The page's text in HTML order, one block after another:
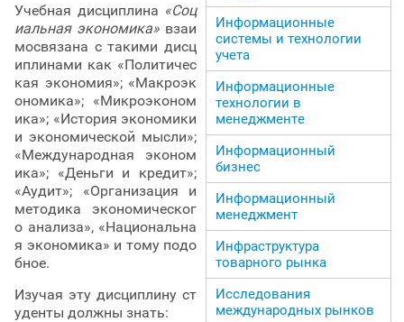
Учебная дисциплина «Соц
иальная экономика» взаи
мосвязана с такими дисц
иплинами как «Политичес
кая экономия»; «Макроэк
ономика»; «Микроэконом
ика»; «История экономики
и экономической мысли»;
«Международная эконом
ика»; «Деньги и кредит»;
«Аудит»; «Организация и
методика экономическог
о анализа», «Национальна
я экономика» и тому подо
бное.
Изучая эту дисциплину ст
уденты должны знать:
Информационные
системы и технологии
учета
Информационные
технологии в
менеджменте
Информационный
бизнес
Информационный
менеджмент
Инфраструктура
товарного рынка
Исследования
международных рынков